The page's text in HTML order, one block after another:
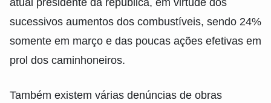
sucessivos aumentos dos combustíveis, sendo 24%
somente em março e das poucas ações efetivas em
prol dos caminhoneiros.
Também existem várias denúncias de obras